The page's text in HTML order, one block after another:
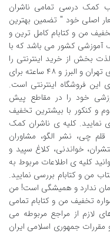
کمک درسی تمامی ناشران
اصلی خود " تضمین بهترین
من و کتابام کامل ترین و
آموزشی کشور می باشد که با
بخش از خرید اینترنتی را
برای شما تداعی می کند. ارسال ٢٤ ساعته برای تهران و البرز و ٤٨ ساعته برای
فروشگاه اینترنتی است.
خود را در مقاطع پیش
و کنکور با بیشترین تخفیف
نمایید. کلیه ی ناشران کمک
چی، نشر الگو، مشاوران
خواندنی، کلاغ سپید و
کلیه ی اطلاعات مربوط به
من و کتابام بررسی نمایید.
ندارد و همیشگی است! من
تخفیف من و کتابام تمامی
لازم از مراجع مربوطه می
جمهوری اسلامی ایران